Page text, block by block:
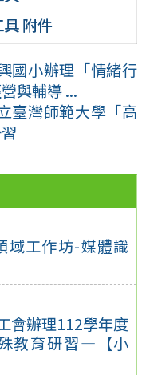
域工作坊-媒體識
會辦理112學年度
教育研習—【小
附件
國小辦理「情緒行
與輔導 ...
臺灣師範大學「高